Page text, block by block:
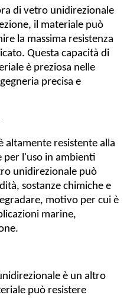
di vetro unidirezionale
il materiale può
la massima resistenza
Questa capacità di
è preziosa nelle
precisa e
altamente resistente alla
per l'uso in ambienti
unidirezionale può
sostanze chimiche e
motivo per cui è
marine,
è un altro
può resistere